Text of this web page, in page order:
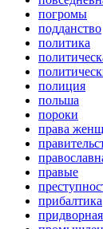
погромы
подданство
политика
полиция
польша
пороки
права
правые
прибалтика